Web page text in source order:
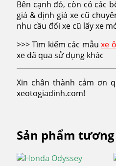
Bên cạnh đó, còn có các
giá & định giá xe cũ
nhu cầu đổi xe cũ lấy xe
>>> Tìm kiếm các mẫuxe
xe đã qua sử dụng khác
Xin chân thành cảm ơn
xeotogiadinh.com!
Sản phẩm